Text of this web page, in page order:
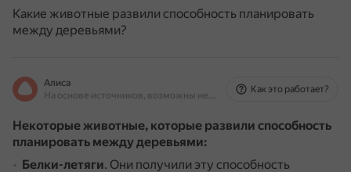
Какие животные развили способность планировать
между деревьями?
Алиса
На основе источников, возможны неточности
Как это работает?
Некоторые животные, которые развили способность
планировать между деревьями:
Белки-летяги. Они получили эту способность